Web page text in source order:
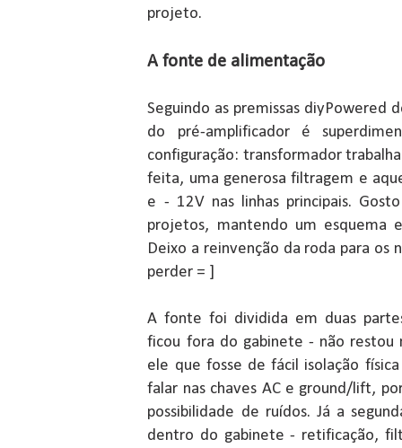
projeto.
A fonte de alimentação
Seguindo as premissas diyPowered
do pré-amplificador é
configuração: transformador
feita, uma generosa filtragem e
e - 12V nas linhas principais.
projetos, mantendo um esquema
Deixo a reinvenção da roda para
perder = ]
A fonte foi dividida em duas
ficou fora do gabinete - não restou
ele que fosse de fácil isolação
falar nas chaves AC e ground/lift,
possibilidade de ruídos. Já a
dentro do gabinete - retificação,